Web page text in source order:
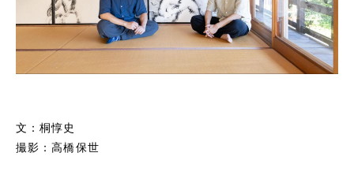
文：桐惇史
撮影：高橋保世